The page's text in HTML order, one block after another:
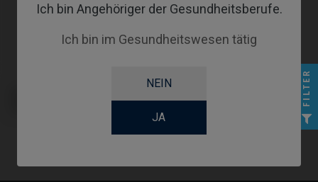
Ich bin Angehöriger der Gesundheitsberufe.
Ich bin im Gesundheitswesen tätig
NEIN
JA
kompatibel mit Camlog®
FILTER